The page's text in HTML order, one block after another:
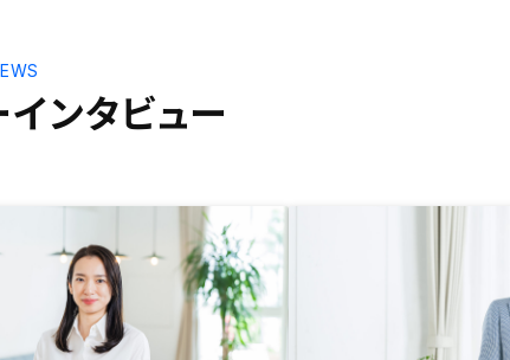
つ、将来の収支予測がしやすいのが
ンタビュー